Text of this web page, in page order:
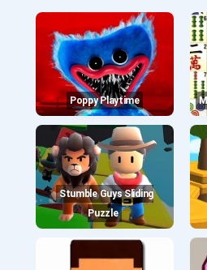
Poppy Playtime
Stumble Guys Sliding
Puzzle